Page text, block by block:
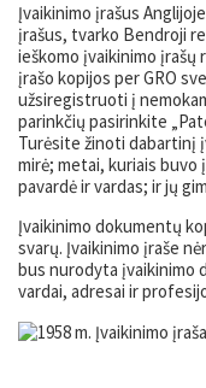
Įvaikinimo įrašus
įrašus, tvarko Bendroji
ieškomo įvaikinimo įrašų
įrašo kopijos per GRO
užsiregistruoti į
parinkčių pasirinkite
Turėsite žinoti dabartinį
mirė; metai, kuriais
pavardė ir vardas; ir jų
Įvaikinimo dokumentų
svarų. Įvaikinimo įraše
bus nurodyta įvaikinimo
vardai, adresai ir